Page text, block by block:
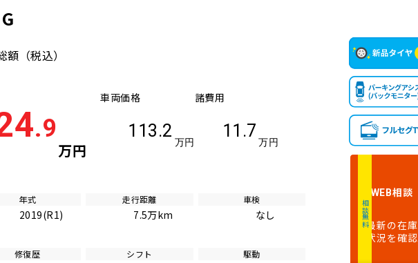
額 （税込）
.9
万円
車両価格
113.2
万円
諸費用
11.7
万円
年式
2019(R1)
走行距離
7.5万km
車検
なし
修復歴 シフト 駆動
相談無料
WEB相談
最新の在庫
状況を確認